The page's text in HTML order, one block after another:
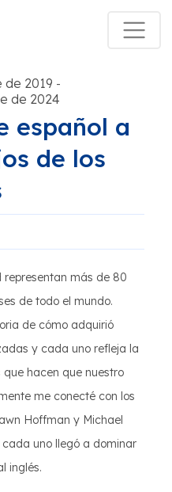
de 2019 -
de 2024
español a
de los
representan más de 80
de todo el mundo.
de cómo adquirió
y cada uno refleja la
hacen que nuestro
me conecté con los
Hoffman y Michael
uno llegó a dominar
inglés.